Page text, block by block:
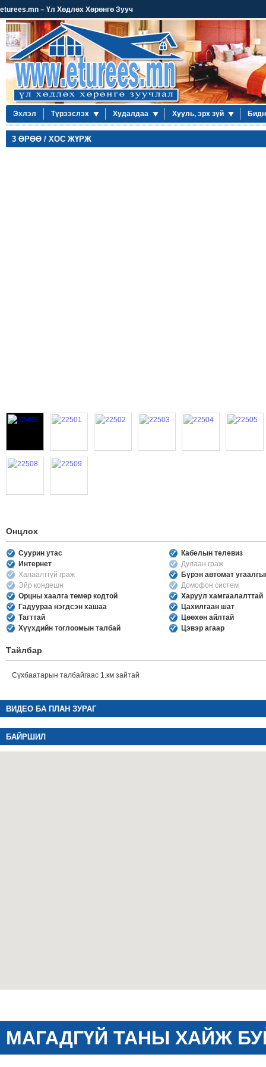
eturees.mn – Үл Хөдлөх Хөрөнгө Зууч
Эхлэл Түрээслэх Худалдаа Хууль, эрх зүй
3 ӨРӨӨ / ХОС ЖҮРЖ
Онцлох
Суурин утас
Кабелын телевиз
Интернет
Дулаан граж
Халаалтгүй граж
Бүрэн автомат
Эйр кондешн
Домофон систем
Орцны хаалга төмөр кодтой
Харуул хамгаалалттай
Гадуураа нэгдсэн хашаа
Цахилгаан шат
Тагттай
Цөөхөн айлтай
Хүүхдийн тоглоомын талбай
Цэвэр агаар
Тайлбар
Сүхбаатарын талбайгаас 1.км зайтай
ВИДЕО БА ПЛАН ЗУРАГ
БАЙРШИЛ
МАГАДГҮЙ ТАНЫ ХАЙЖ